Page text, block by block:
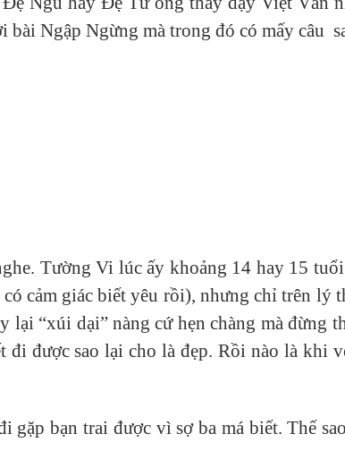
Ngập Ngừng mà trong đó có mấy câu
Tường Vi lúc ấy khoảng 14 hay 15
cảm giác biết yêu rồi), nhưng chỉ trên lý
“xúi dại” nàng cứ hẹn chàng mà đừng
được sao lại cho là đẹp. Rồi nào là khi
bạn trai được vì sợ ba má biết. Thế